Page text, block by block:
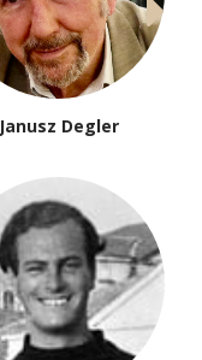
Janusz Degler